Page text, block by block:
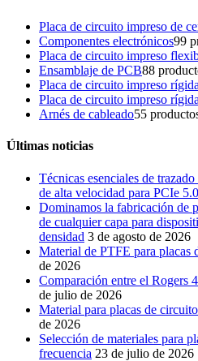
Placa de circuito impreso de
Componentes electrónicos99
Placa de circuito impreso
Ensamblaje de PCB88
Placa de circuito impreso rígida
Placa de circuito impreso
Arnés de cableado55
Últimas noticias
Técnicas esenciales de
de alta velocidad para PCIe
Dominamos la fabricación de
de cualquier capa para
densidad 3 de agosto de 2026
Material de PTFE para placas
de 2026
Comparación entre el Rogers
de julio de 2026
Material para placas de
de 2026
Selección de materiales para
frecuencia 23 de julio de 2026